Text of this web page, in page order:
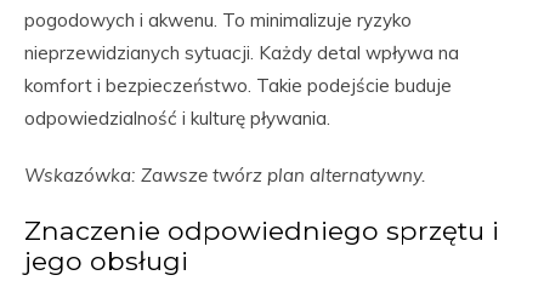
pogodowych i akwenu. To minimalizuje ryzyko
nieprzewidzianych sytuacji. Każdy detal wpływa na
komfort i bezpieczeństwo. Takie podejście buduje
odpowiedzialność i kulturę pływania.
Wskazówka: Zawsze twórz plan alternatywny.
Znaczenie odpowiedniego sprzętu i
jego obsługi